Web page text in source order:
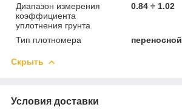
Диапазон измерения
коэффициента
уплотнения грунта
0.84 ÷ 1.02
Тип плотномера переносной
Скрыть
Условия доставки